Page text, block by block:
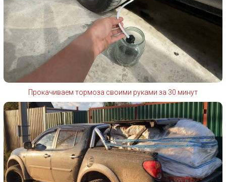
Прокачиваем тормоза своими руками за 30 минут